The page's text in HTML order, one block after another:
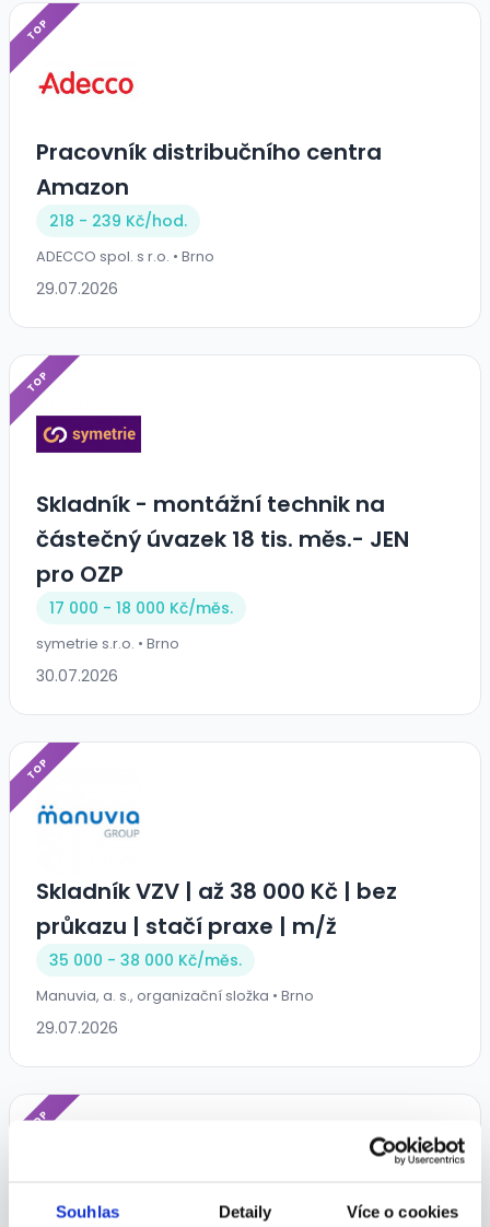
Souhlas Detaily Více o cookies
TOP
Pracovník distribučního centra
Amazon
218 - 239 Kč/hod.
ADECCO spol. s r.o. • Brno
29.07.2026
TOP
Skladník - montážní technik na
částečný úvazek 18 tis. měs.- JEN
pro OZP
17 000 - 18 000 Kč/měs.
symetrie s.r.o. • Brno
30.07.2026
TOP
Skladník VZV | až 38 000 Kč | bez
průkazu | stačí praxe | m/ž
35 000 - 38 000 Kč/měs.
Manuvia, a. s., organizační složka • Brno
29.07.2026
TOP